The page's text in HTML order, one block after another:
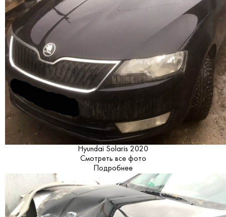
Hyundai Solaris 2020
Смотреть все фото
Подробнее